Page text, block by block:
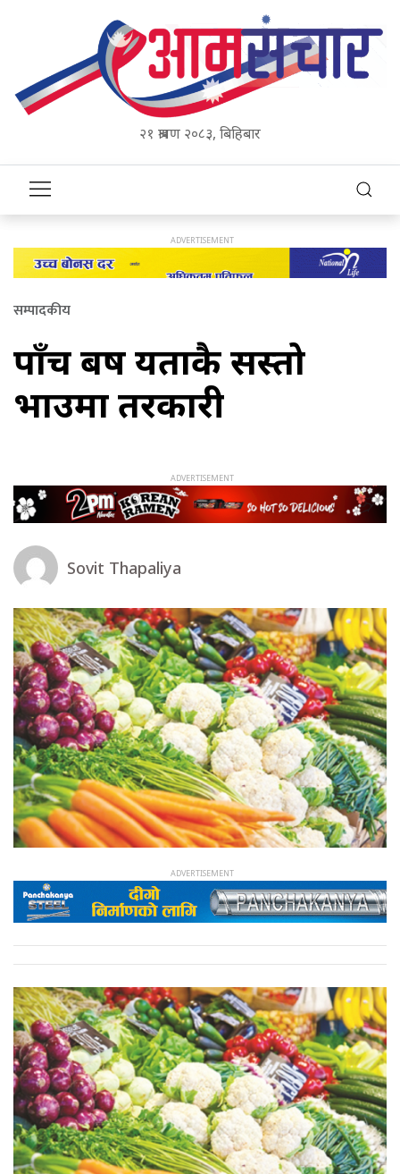
२१ श्रावण २०८३, बिहिबार
सम्पादकीय
पाँच बर्ष यताकै सस्तो
भाउमा तरकारी
Sovit Thapaliya